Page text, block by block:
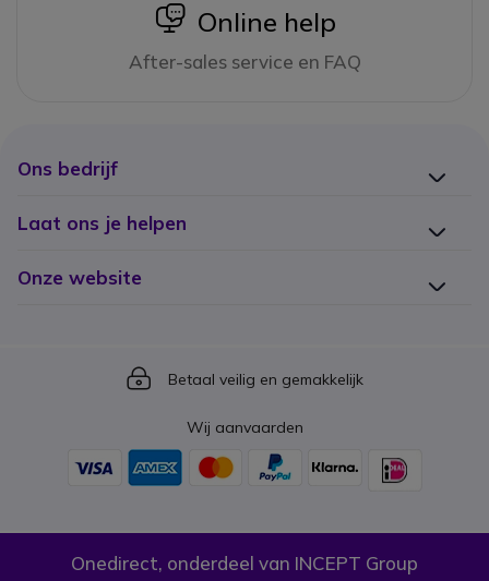
icon
Online help
After-sales service en FAQ
Ons bedrijf
Laat ons je helpen
Onze website
Icon
Betaal veilig en gemakkelijk
Wij aanvaarden
Onedirect, onderdeel van INCEPT Group